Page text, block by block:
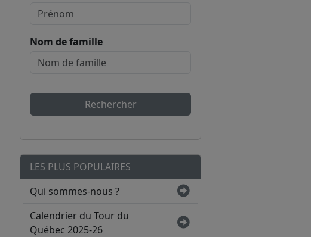
Nom de famille
Rechercher
LES PLUS POPULAIRES
Qui sommes-nous ?
Calendrier du Tour du
Québec 2025-26